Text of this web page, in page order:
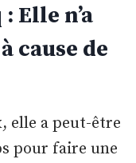
Elle n’a
cause de
elle a peut-être
pour faire une